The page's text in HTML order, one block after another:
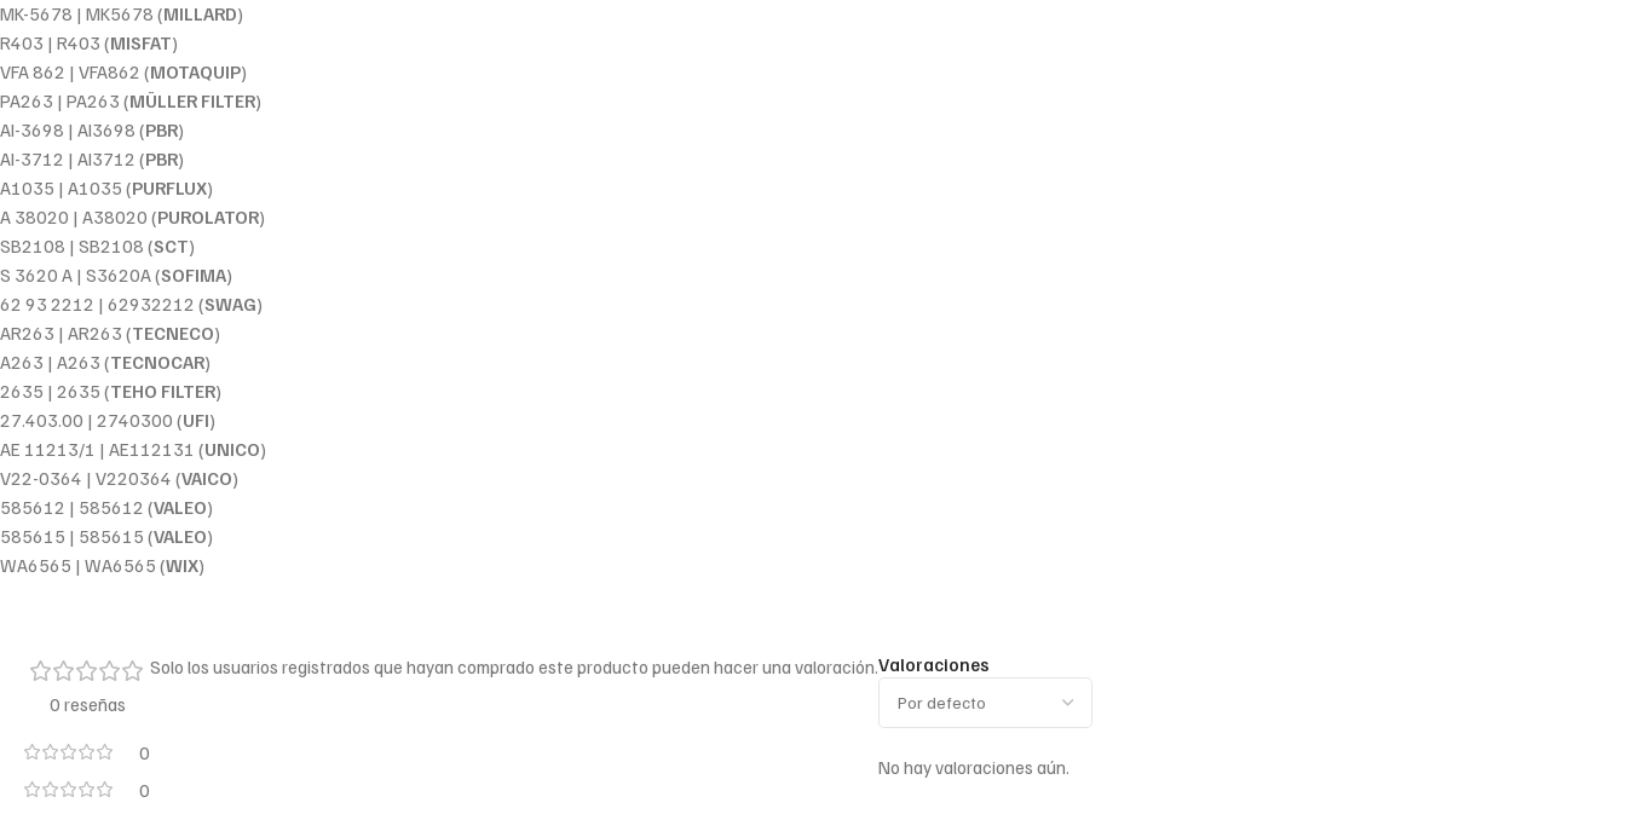
MK-5678 | MK5678 (MILLARD)
R403 | R403 (MISFAT)
VFA 862 | VFA862 (MOTAQUIP)
PA263 | PA263 (MÜLLER FILTER)
AI-3698 | AI3698 (PBR)
AI-3712 | AI3712 (PBR)
A1035 | A1035 (PURFLUX)
A 38020 | A38020 (PUROLATOR)
SB2108 | SB2108 (SCT)
S 3620 A | S3620A (SOFIMA)
62 93 2212 | 62932212 (SWAG)
AR263 | AR263 (TECNECO)
A263 | A263 (TECNOCAR)
2635 | 2635 (TEHO FILTER)
27.403.00 | 2740300 (UFI)
AE 11213/1 | AE112131 (UNICO)
V22-0364 | V220364 (VAICO)
585612 | 585612 (VALEO)
585615 | 585615 (VALEO)
WA6565 | WA6565 (WIX)
0 reseñas
0
0
Valoraciones
No hay valoraciones aún.
Solo los usuarios registrados que hayan comprado este producto pueden hacer una valoración.